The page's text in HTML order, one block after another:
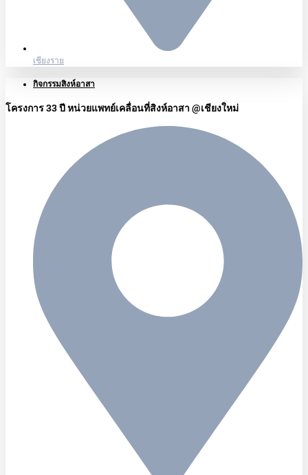
เชียงราย
กิจกรรมสิงห์อาสา
โครงการ 33 ปี หน่วยแพทย์เคลื่อนที่สิงห์อาสา @เชียงใหม่